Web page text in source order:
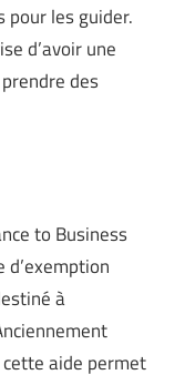
pour les guider.
d’avoir une
des
to Business
d’exemption
à
cette aide permet